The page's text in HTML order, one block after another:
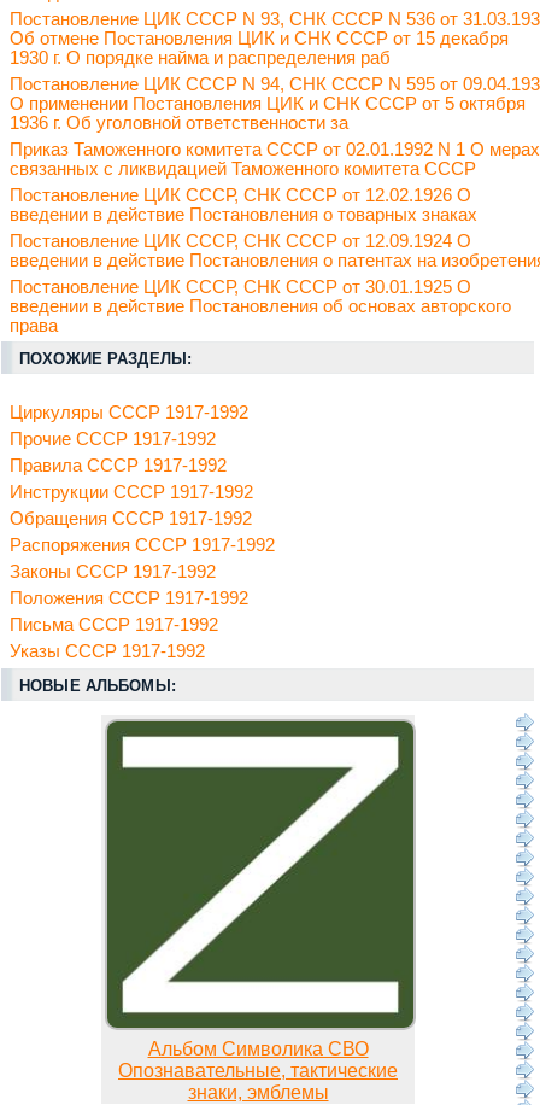
Постановление ЦИК СССР N 93, СНК СССР N 536 от
Об отмене Постановления ЦИК и СНК СССР от 15 декабря
1930 г. О порядке найма и распределения раб
Постановление ЦИК СССР N 94, СНК СССР N 595 от
О применении Постановления ЦИК и СНК СССР от 5 октября
1936 г. Об уголовной ответственности за
Приказ Таможенного комитета СССР от 02.01.1992 N 1 О
связанных с ликвидацией Таможенного комитета СССР
Постановление ЦИК СССР, СНК СССР от 12.02.1926 О
введении в действие Постановления о товарных знаках
Постановление ЦИК СССР, СНК СССР от 12.09.1924 О
введении в действие Постановления о патентах на
Постановление ЦИК СССР, СНК СССР от 30.01.1925 О
введении в действие Постановления об основах авторского
права
ПОХОЖИЕ РАЗДЕЛЫ:
Циркуляры СССР 1917-1992
Прочие СССР 1917-1992
Правила СССР 1917-1992
Инструкции СССР 1917-1992
Обращения СССР 1917-1992
Распоряжения СССР 1917-1992
Законы СССР 1917-1992
Положения СССР 1917-1992
Письма СССР 1917-1992
Указы СССР 1917-1992
НОВЫЕ АЛЬБОМЫ:
Альбом Символика СВО
Опознавательные, тактические
знаки, эмблемы